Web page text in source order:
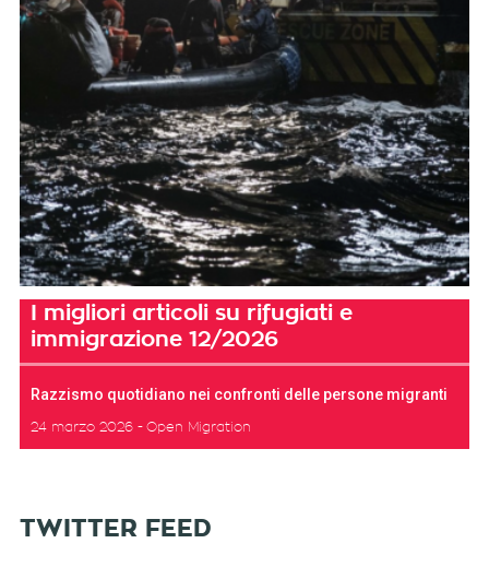
I migliori articoli su rifugiati e
immigrazione 12/2026
Razzismo quotidiano nei confronti delle persone migranti
24 marzo 2026 Open Migration
TWITTER FEED